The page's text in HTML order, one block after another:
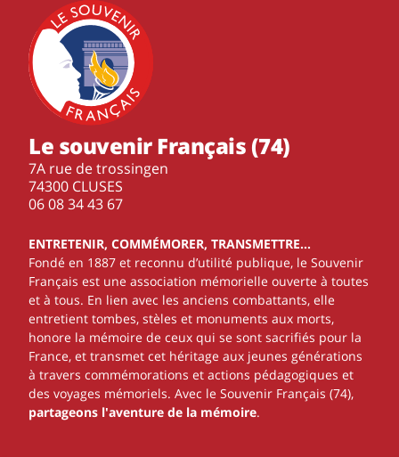
Le souvenir Français (74)
7A rue de trossingen
74300 CLUSES
‭06 08 34 43 67‬
ENTRETENIR, COMMÉMORER, TRANSMETTRE…
Fondé en 1887 et reconnu d’utilité publique, le Souvenir
Français est une association mémorielle ouverte à toutes
et à tous. En lien avec les anciens combattants, elle
entretient tombes, stèles et monuments aux morts,
honore la mémoire de ceux qui se sont sacrifiés pour la
France, et transmet cet héritage aux jeunes générations
à travers commémorations et actions pédagogiques et
des voyages mémoriels. Avec le Souvenir Français (74),
partageons l'aventure de la mémoire.